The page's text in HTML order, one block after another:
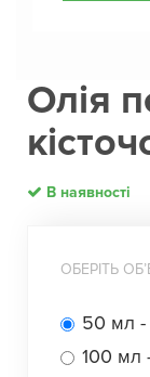
Олія
В наявності
ОБЕРІТЬ
50 мл -
100 мл